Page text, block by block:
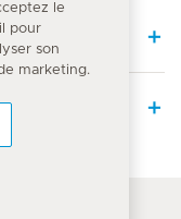
le
pour
son
marketing.